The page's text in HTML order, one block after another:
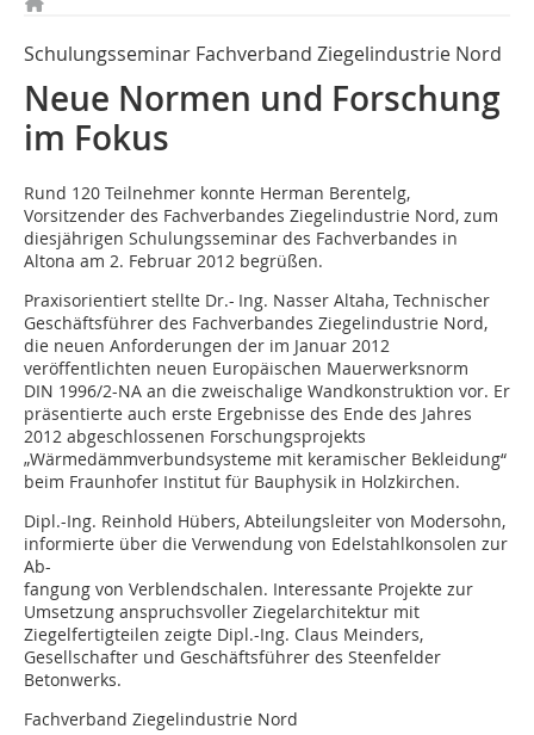
Schulungsseminar Fachverband Ziegelindustrie Nord
Neue Normen und Forschung
im Fokus
Rund 120 Teilnehmer konnte Herman Berentelg,
Vorsitzender des Fachverbandes Ziegelindustrie Nord, zum
diesjährigen Schulungsseminar des Fachverbandes in
Altona am 2. Februar 2012 begrüßen.
Praxisorientiert stellte­ Dr.- Ing. Nasser Altaha, Technischer
Geschäftsführer des Fachverbandes Ziegel­industrie Nord,
die neuen Anforderungen der im ­Januar 2012
veröffentlichten neuen Europäischen Mauerwerksnorm
DIN 1996/2-NA an die zweischalige Wandkonstruktion vor. Er
präsentierte auch erste Ergebnisse des Ende des Jahres
2012 abgeschlossenen Forschungsprojekts
„Wärmedämmverbundsysteme mit keramischer Bekleidung“
beim Fraunhofer Institut für Bauphysik in Holzkirchen.
Dipl.-Ing. Reinhold ­Hübers, Abteilungsleiter von Modersohn,
informierte über die Verwendung von Edelstahlkonsolen zur
Ab-
fang­ung von Verblendschalen. Interessante Projekte zur
Umsetzung anspruchsvoller Ziegelarchitektur mit
Ziegelfertigteilen zeigte Dipl.-Ing. Claus ­Meinders,
Gesellschafter und Geschäftsführer des Steenfelder
Betonwerks.
Fachverband Ziegelindustrie Nord